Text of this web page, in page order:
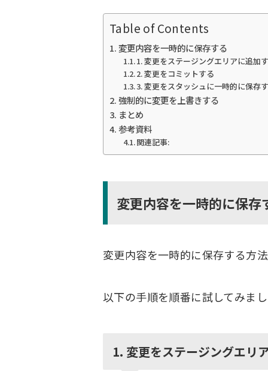
Table of Contents
変更内容を一時的に保存する
1. 変更をステージングエリアに追加
2. 変更をコミットする
3. 変更をスタッシュに一時的に保存
強制的に変更を上書きする
まとめ
参考資料
関連記事:
変更内容を一時的に保存
変更内容を一時的に保存する方
以下の手順を順番に試してみま
1. 変更をステージングエリ